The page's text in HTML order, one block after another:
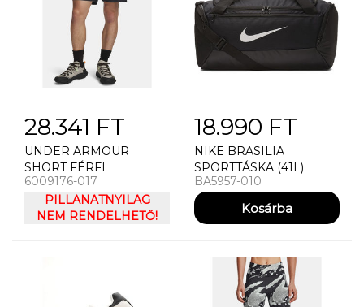
28.341 FT
UNDER ARMOUR
SHORT FÉRFI
RÖVIDNADRÁG UNDER
ARMOUR M EXPLOR
HIKE CARGO SHORT
6009176-017
PILLANATNYILAG
NEM RENDELHETŐ!
18.990 FT
NIKE BRASILIA
SPORTTÁSKA (41L)
BA5957-010